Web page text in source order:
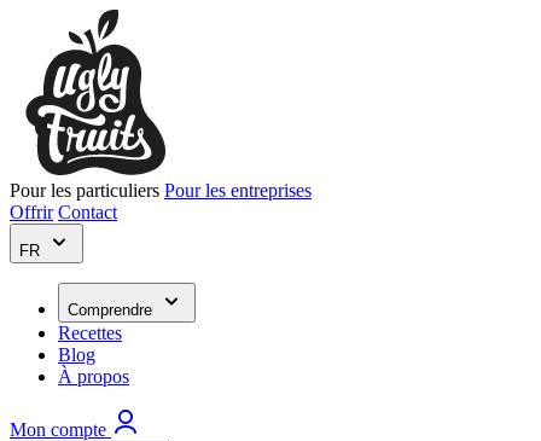
Pour les particuliers Pour les entreprises
Offrir Contact
FR
Comprendre
Recettes
Blog
À propos
Mon compte